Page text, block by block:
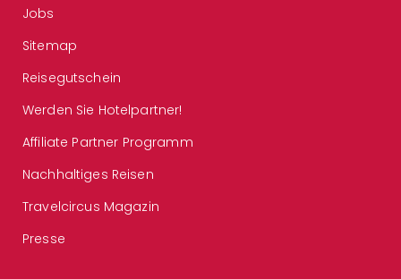
Jobs
Sitemap
Reisegutschein
Werden Sie Hotelpartner!
Affiliate Partner Programm
Nachhaltiges Reisen
Travelcircus Magazin
Presse